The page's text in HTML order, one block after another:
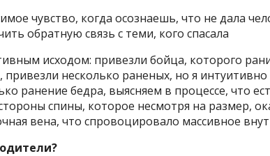
чувство, когда осознаешь, что не дала
обратную связь с теми, кого спасала
исходом: привезли бойца, которого
привезли несколько раненых, но я
ранение бедра, выясняем в процессе, что
спины, которое несмотря на размер,
вена, что спровоцировало массивное